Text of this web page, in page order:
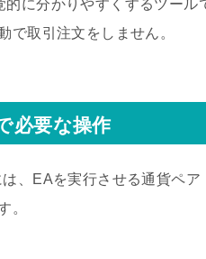
に分かりやすくするツール
で取引注文をしません。
必要な操作
、EAを実行させる通貨ペア
。